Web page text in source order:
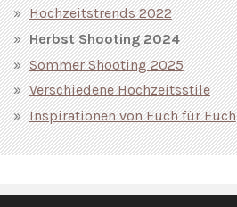
Hochzeitstrends 2022
Herbst Shooting 2024
Sommer Shooting 2025
Verschiedene Hochzeitsstile
Inspirationen von Euch für Euch